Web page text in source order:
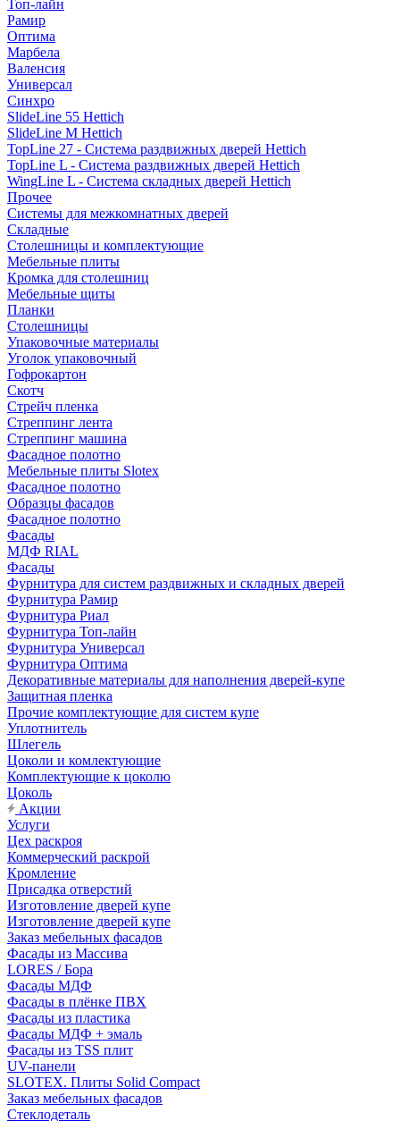
Топ-лайн
Рамир
Оптима
Марбела
Валенсия
Универсал
Синхро
SlideLine 55 Hettich
SlideLine M Hettich
TopLine 27 - Система раздвижных дверей Hettich
TopLine L - Система раздвижных дверей Hettich
WingLine L - Система складных дверей Hettich
Прочее
Системы для межкомнатных дверей
Складные
Столешницы и комплектующие
Мебельные плиты
Кромка для столешниц
Мебельные щиты
Планки
Столешницы
Упаковочные материалы
Уголок упаковочный
Гофрокартон
Скотч
Стрейч пленка
Стреппинг лента
Стреппинг машина
Фасадное полотно
Мебельные плиты Slotex
Фасадное полотно
Образцы фасадов
Фасадное полотно
Фасады
МДФ RIAL
Фасады
Фурнитура для систем раздвижных и складных дверей
Фурнитура Рамир
Фурнитура Риал
Фурнитура Топ-лайн
Фурнитура Универсал
Фурнитура Оптима
Декоративные материалы для наполнения дверей-купе
Защитная пленка
Прочие комплектующие для систем купе
Уплотнитель
Шлегель
Цоколи и комлектующие
Комплектующие к цоколю
Цоколь
Акции
Услуги
Цех раскроя
Коммерческий раскрой
Кромление
Присадка отверстий
Изготовление дверей купе
Изготовление дверей купе
Заказ мебельных фасадов
Фасады из Массива
LORES / Бора
Фасады МДФ
Фасады в плёнке ПВХ
Фасады из пластика
Фасады МДФ + эмаль
Фасады из TSS плит
UV-панели
SLOTEX. Плиты Solid Compact
Заказ мебельных фасадов
Стеклодеталь